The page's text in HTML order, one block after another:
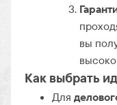
вы
Как выбрать
Для